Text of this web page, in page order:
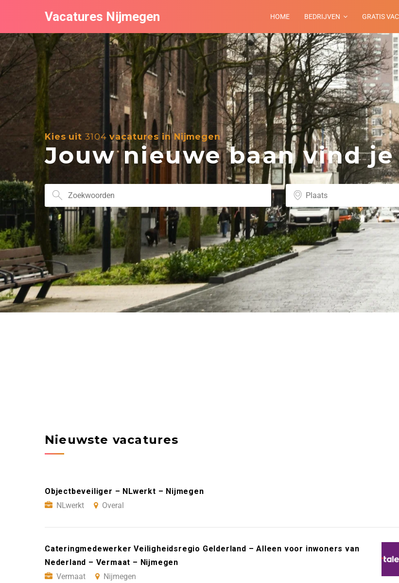
Vacatures Nijmegen HOME BEDRIJVEN GRATIS
Kies uit 3104 vacatures in Nijmegen
Jouw nieuwe baan vind
Nieuwste vacatures
Objectbeveiliger – NLwerkt – Nijmegen
NLwerkt
Overal
Cateringmedewerker Veiligheidsregio Gelderland – Alleen voor inwoners van
Nederland – Vermaat – Nijmegen
Vermaat
Nijmegen